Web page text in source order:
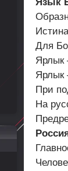
Для
Ярлык
Ярлык
При
На